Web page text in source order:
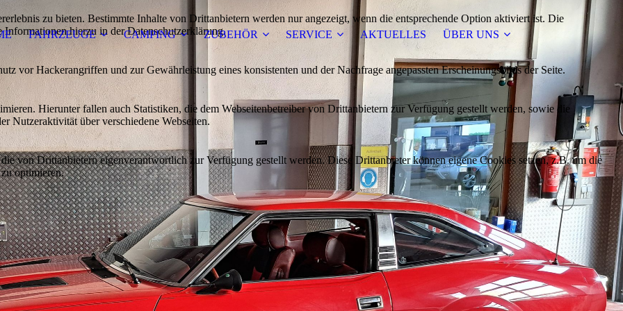
FAHRZEUGE CAMPING ZUBEHÖR SERVICE AKTUELLES ÜBER UNS
zu bieten. Bestimmte Inhalte von Drittanbietern werden nur angezeigt, wenn die entsprechende Option aktiviert ist. Die
hierzu in der Datenschutzerklärung.
vor Hackerangriffen und zur Gewährleistung eines konsistenten und der Nachfrage angepassten Erscheinungsbilds der Seite.
Hierunter fallen auch Statistiken, die dem Webseitenbetreiber von Drittanbietern zur Verfügung gestellt werden, sowie die
Nutzeraktivität über verschiedene Webseiten.
von Drittanbietern eigenverantwortlich zur Verfügung gestellt werden. Diese Drittanbieter können eigene Cookies setzen, z.B. um die
optimieren.